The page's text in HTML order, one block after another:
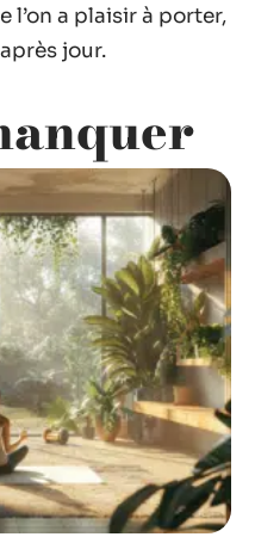
l’on a plaisir à porter,
jour.